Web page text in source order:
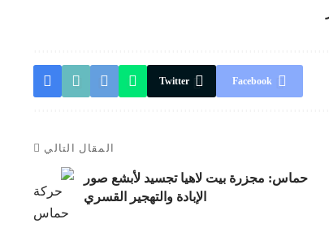
Facebook
Twitter
المقال التالي
حماس: مجزرة بيت لاهيا تجسيد لأبشع صور
الإبادة والتهجير القسري